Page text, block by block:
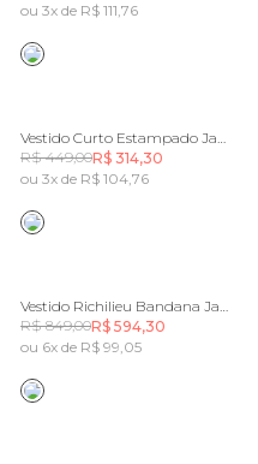
ou 3x de R$ 111,76
Vestido Curto Estampado Jardim De Amora
R$ 449,00R$ 314,30
ou 3x de R$ 104,76
Vestido Richilieu Bandana Jardim
R$ 849,00R$ 594,30
ou 6x de R$ 99,05